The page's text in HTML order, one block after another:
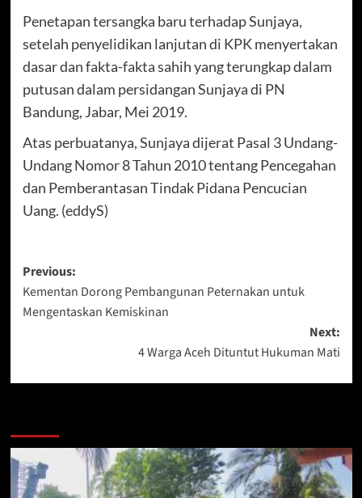
Penetapan tersangka baru terhadap Sunjaya,
setelah penyelidikan lanjutan di KPK menyertakan
dasar dan fakta-fakta sahih yang terungkap dalam
putusan dalam persidangan Sunjaya di PN
Bandung, Jabar, Mei 2019.
Atas perbuatanya, Sunjaya dijerat Pasal 3 Undang-
Undang Nomor 8 Tahun 2010 tentang Pencegahan
dan Pemberantasan Tindak Pidana Pencucian
Uang. (eddyS)
Post
navigation
Previous:
Kementan Dorong Pembangunan Peternakan untuk
Mengentaskan Kemiskinan
Next:
4 Warga Aceh Dituntut Hukuman Mati